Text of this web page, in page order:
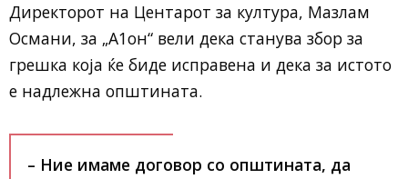
Директорот на Центарот за култура, Мазлам
Османи, за „А1он“ вели дека станува збор за
грешка која ќе биде исправена и дека за истото
е надлежна општината.
– Ние имаме договор со општината, да